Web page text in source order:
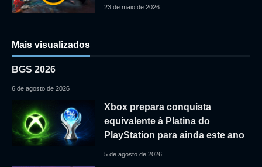
23 de maio de 2026
Mais visualizados
BGS 2026
6 de agosto de 2026
Xbox prepara conquista
equivalente à Platina do
PlayStation para ainda este ano
5 de agosto de 2026